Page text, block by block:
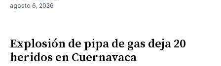
agosto 6, 2026
Explosión de pipa de gas deja 20
heridos en Cuernavaca